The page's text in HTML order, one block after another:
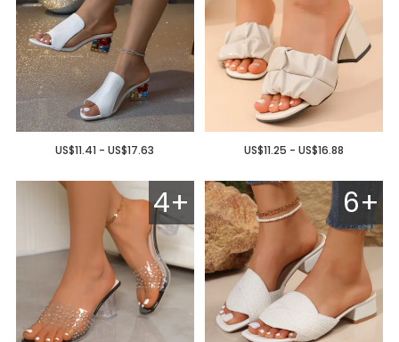
US$11.41 - US$17.63 US$11.25 - US$16.88
4+ 6+